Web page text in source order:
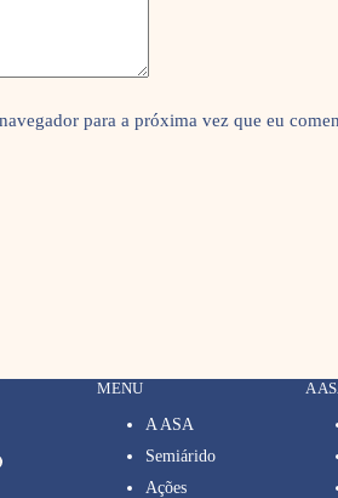
para a próxima vez que eu
MENU
A ASA
Semiárido
Ações
A